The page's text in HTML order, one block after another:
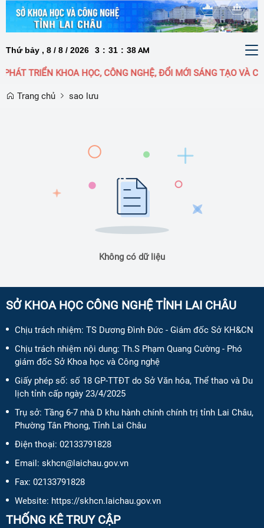
Thứ bảy , 8 / 8 / 2026 3 : 31 : 38 AM
PHÁT TRIỂN KHOA HỌC, CÔNG NGHỆ, ĐỔI MỚI SÁNG TẠO VÀ
Trang chủ sao lưu
Không có dữ liệu
SỞ KHOA HỌC CÔNG NGHỆ TỈNH LAI CHÂU
Chịu trách nhiệm: TS Dương Đình Đức - Giám đốc Sở KH&CN
Chịu trách nhiệm nội dung: Th.S Phạm Quang Cường - Phó
giám đốc Sở Khoa học và Công nghệ
Giấy phép số: số 18 GP-TTĐT do Sở Văn hóa, Thể thao và Du
lịch tỉnh cấp ngày 23/4/2025
Trụ sở: Tầng 6-7 nhà D khu hành chính chính trị tỉnh Lai Châu,
Phường Tân Phong, Tỉnh Lai Châu
Điện thoại: 02133791828
Email: skhcn@laichau.gov.vn
Fax: 02133791828
Website: https://skhcn.laichau.gov.vn
THỐNG KÊ TRUY CẬP